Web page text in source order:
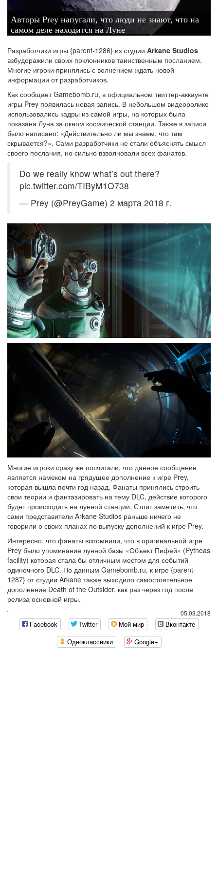
Авторы Prey напугали, что люди не знают, что на
самом деле находится на Луне
Разработчики игры {parent-1286} из студии Arkane Studios
взбудоражили своих поклонников таинственным посланием.
Многие игроки принялись с волнением ждать новой
информации от разработчиков.
Как сообщает Gamebomb.ru, в официальном твиттер-аккаунте
игры Prey появилась новая запись. В небольшом видеоролике
использовались кадры из самой игры, на которых была
показана Луна за окном космической станции. Также в записи
было написано: «Действительно ли мы знаем, что там
скрывается?». Сами разработчики не стали объяснять смысл
своего послания, но сильно взволновали всех фанатов.
Do we really know what’s out there?
pic.twitter.com/TIByM1O738
— Prey (@PreyGame) 2 марта 2018 г.
Многие игроки сразу же посчитали, что данное сообщение
является намеком на грядущее дополнение к игре Prey,
которая вышла почти год назад. Фанаты принялись строить
свои теории и фантазировать на тему DLC, действие которого
будет происходить на лунной станции. Стоит заметить, что
сами представители Arkane Studios раньше ничего не
говорили о своих планах по выпуску дополнений к игре Prey.
Интересно, что фанаты вспомнили, что в оригинальной игре
Prey было упоминание лунной базы «Объект Пифей» (Pytheas
facility) которая стала бы отличным местом для событий
одиночного DLC. По данным Gamebomb.ru, к игре {parent-
1287} от студии Arkane также выходило самостоятельное
дополнение Death of the Outsider, как раз через год после
релиза основной игры.
05.03.2018
`
Facebook Twitter Мой мир
Вконтакте
Одноклассники
Google+